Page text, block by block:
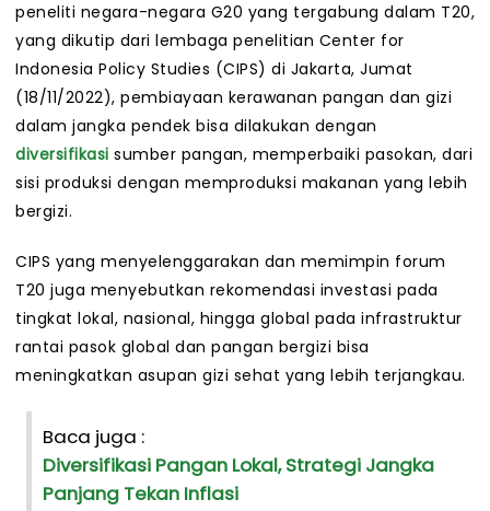
peneliti negara-negara G20 yang tergabung dalam T20,
yang dikutip dari lembaga penelitian Center for
Indonesia Policy Studies (CIPS) di Jakarta, Jumat
(18/11/2022), pembiayaan kerawanan pangan dan gizi
dalam jangka pendek bisa dilakukan dengan
diversifikasi sumber pangan, memperbaiki pasokan, dari
sisi produksi dengan memproduksi makanan yang lebih
bergizi.
CIPS yang menyelenggarakan dan memimpin forum
T20 juga menyebutkan rekomendasi investasi pada
tingkat lokal, nasional, hingga global pada infrastruktur
rantai pasok global dan pangan bergizi bisa
meningkatkan asupan gizi sehat yang lebih terjangkau.
Baca juga :
Diversifikasi Pangan Lokal, Strategi Jangka
Panjang Tekan Inflasi